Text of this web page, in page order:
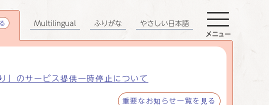
」のサービス提供一時停止について
重要なお知らせ一覧を見る
Multilingual ふりがな やさしい日本語
メニュー